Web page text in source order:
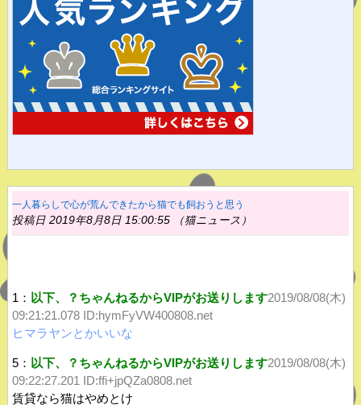
一人暮らしで心が荒んできたから猫でも飼おうと思う
投稿日 2019年8月8日 15:00:55 （猫ニュース）
1： 以下、？ちゃんねるからVIPがお送りします2019/08/08(木)
09:21:21.078 ID:hymFyVW400808.net
ヒマラヤンとかいいな
5： 以下、？ちゃんねるからVIPがお送りします2019/08/08(木)
09:22:27.201 ID:ffi+jpQZa0808.net
賃貸なら猫はやめとけ